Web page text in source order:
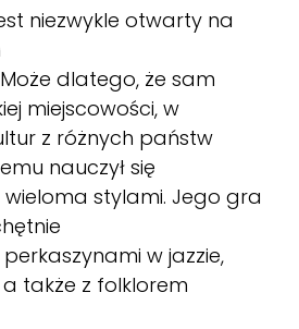
niezwykle otwarty na
dlatego, że sam
miejscowości, w
z różnych państw
nauczył się
stylami. Jego gra
w jazzie,
także z folklorem